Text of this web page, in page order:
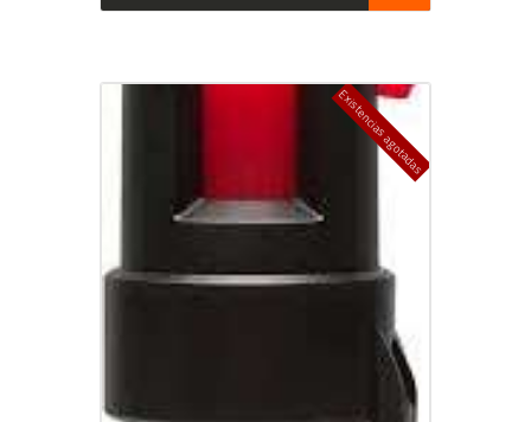
Existencias agotadas